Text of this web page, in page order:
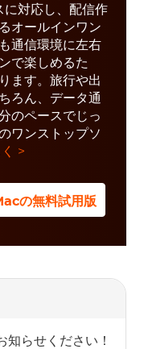
に対応し、配信作
オールインワン
通信環境に左右
で楽しめるた
ます。旅行や出
ろん、データ通
のペースでじっ
ワンストップソ
>
の無料試用版
知らせください！